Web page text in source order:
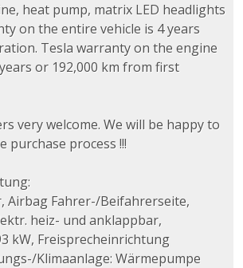
heat pump, matrix LED headlights
on the entire vehicle is 4 years
Tesla warranty on the engine
or 192,000 km from first
very welcome. We will be happy to
purchase process !!!
Airbag Fahrer-/Beifahrerseite,
heiz- und anklappbar,
kW, Freisprecheinrichtung
Klimaanlage: Wärmepumpe